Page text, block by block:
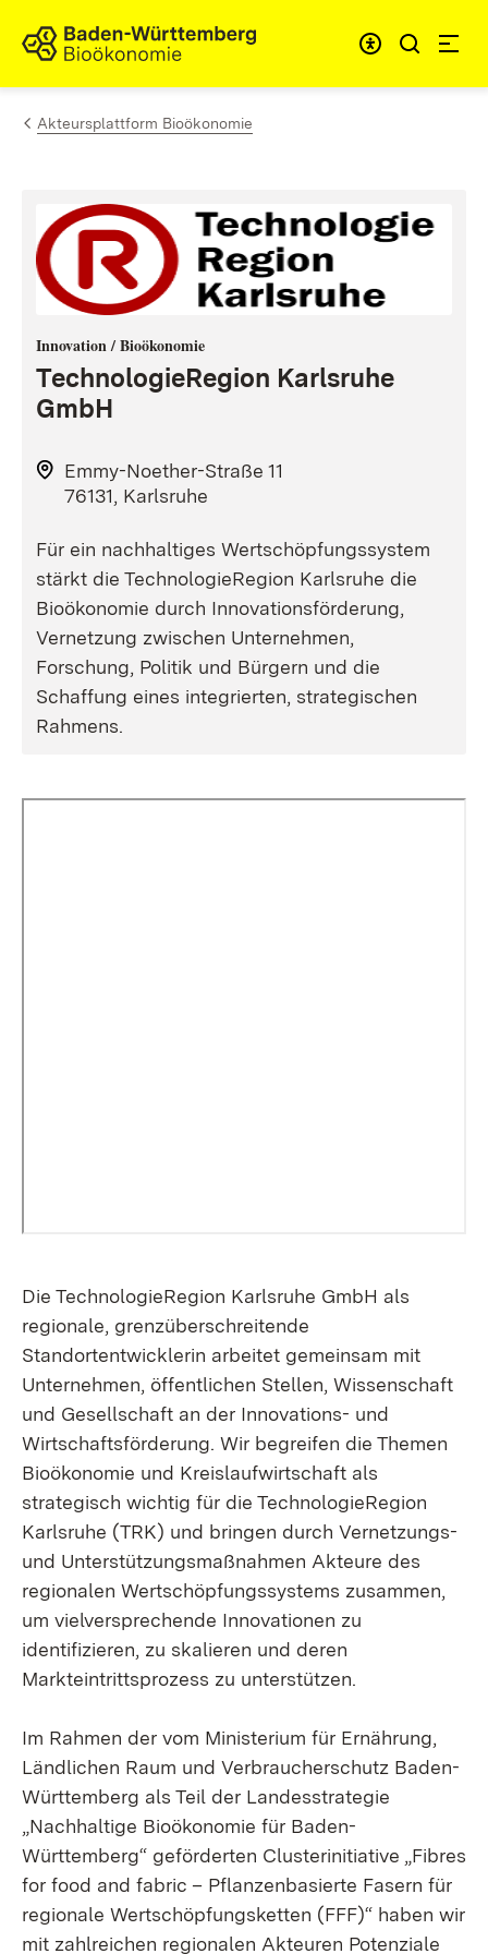
Zum Inhalt springen
Link zur Startseite
Akteursplattform Bioökonomie
Innovation / Bioökonomie
TechnologieRegion Karlsruhe
GmbH
Emmy-Noether-Straße 11
76131, Karlsruhe
Für ein nachhaltiges Wertschöpfungssystem
stärkt die TechnologieRegion Karlsruhe die
Bioökonomie durch Innovationsförderung,
Vernetzung zwischen Unternehmen,
Forschung, Politik und Bürgern und die
Schaffung eines integrierten, strategischen
Rahmens.
Die TechnologieRegion Karlsruhe GmbH als
regionale, grenzüberschreitende
Standortentwicklerin arbeitet gemeinsam mit
Unternehmen, öffentlichen Stellen, Wissenschaft
und Gesellschaft an der Innovations- und
Wirtschaftsförderung. Wir begreifen die Themen
Bioökonomie und Kreislaufwirtschaft als
strategisch wichtig für die TechnologieRegion
Karlsruhe (TRK) und bringen durch Vernetzungs-
und Unterstützungsmaßnahmen Akteure des
regionalen Wertschöpfungssystems zusammen,
um vielversprechende Innovationen zu
identifizieren, zu skalieren und deren
Markteintrittsprozess zu unterstützen.
Im Rahmen der vom Ministerium für Ernährung,
Ländlichen Raum und Verbraucherschutz Baden-
Württemberg als Teil der Landesstrategie
„Nachhaltige Bioökonomie für Baden-
Württemberg“ geförderten Clusterinitiative „Fibres
for food and fabric – Pflanzenbasierte Fasern für
regionale Wertschöpfungsketten (FFF)“ haben wir
mit zahlreichen regionalen Akteuren Potenziale